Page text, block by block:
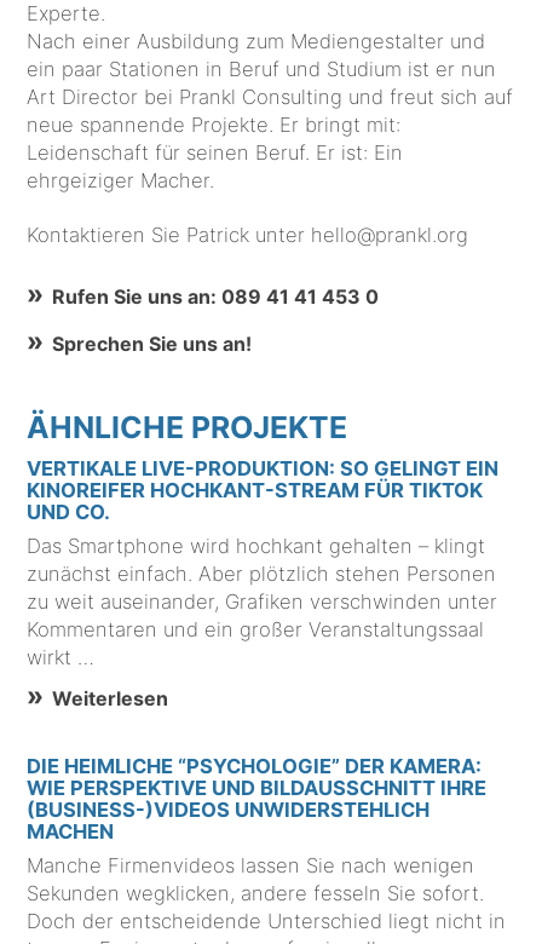
Experte.
Nach einer Ausbildung zum Mediengestalter und
ein paar Stationen in Beruf und Studium ist er nun
Art Director bei Prankl Consulting und freut sich auf
neue spannende Projekte. Er bringt mit:
Leidenschaft für seinen Beruf. Er ist: Ein
ehrgeiziger Macher.
Kontaktieren Sie Patrick unter hello@prankl.org
Rufen Sie uns an: 089 41 41 453 0
Sprechen Sie uns an!
ÄHNLICHE PROJEKTE
VERTIKALE LIVE-PRODUKTION: SO GELINGT EIN
KINOREIFER HOCHKANT-STREAM FÜR TIKTOK
UND CO.
Das Smartphone wird hochkant gehalten – klingt
zunächst einfach. Aber plötzlich stehen Personen
zu weit auseinander, Grafiken verschwinden unter
Kommentaren und ein großer Veranstaltungssaal
wirkt …
Weiterlesen
DIE HEIMLICHE “PSYCHOLOGIE” DER KAMERA:
WIE PERSPEKTIVE UND BILDAUSSCHNITT IHRE
(BUSINESS-)VIDEOS UNWIDERSTEHLICH
MACHEN
Manche Firmenvideos lassen Sie nach wenigen
Sekunden wegklicken, andere fesseln Sie sofort.
Doch der entscheidende Unterschied liegt nicht in